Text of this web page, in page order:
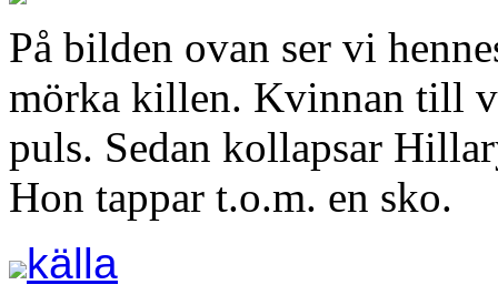
På bilden ovan ser vi
mörka killen. Kvinnan till
puls. Sedan kollapsar
Hon tappar t.o.m. en sko.
källa